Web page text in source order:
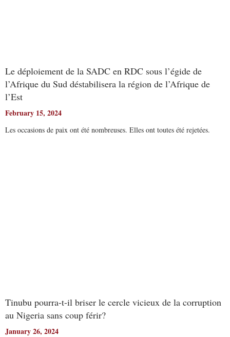
Le déploiement de la SADC en RDC sous l’égide de
l’Afrique du Sud déstabilisera la région de l’Afrique de
l’Est
February 15, 2024
Les occasions de paix ont été nombreuses. Elles ont toutes été rejetées.
Tinubu pourra-t-il briser le cercle vicieux de la corruption
au Nigeria sans coup férir?
January 26, 2024